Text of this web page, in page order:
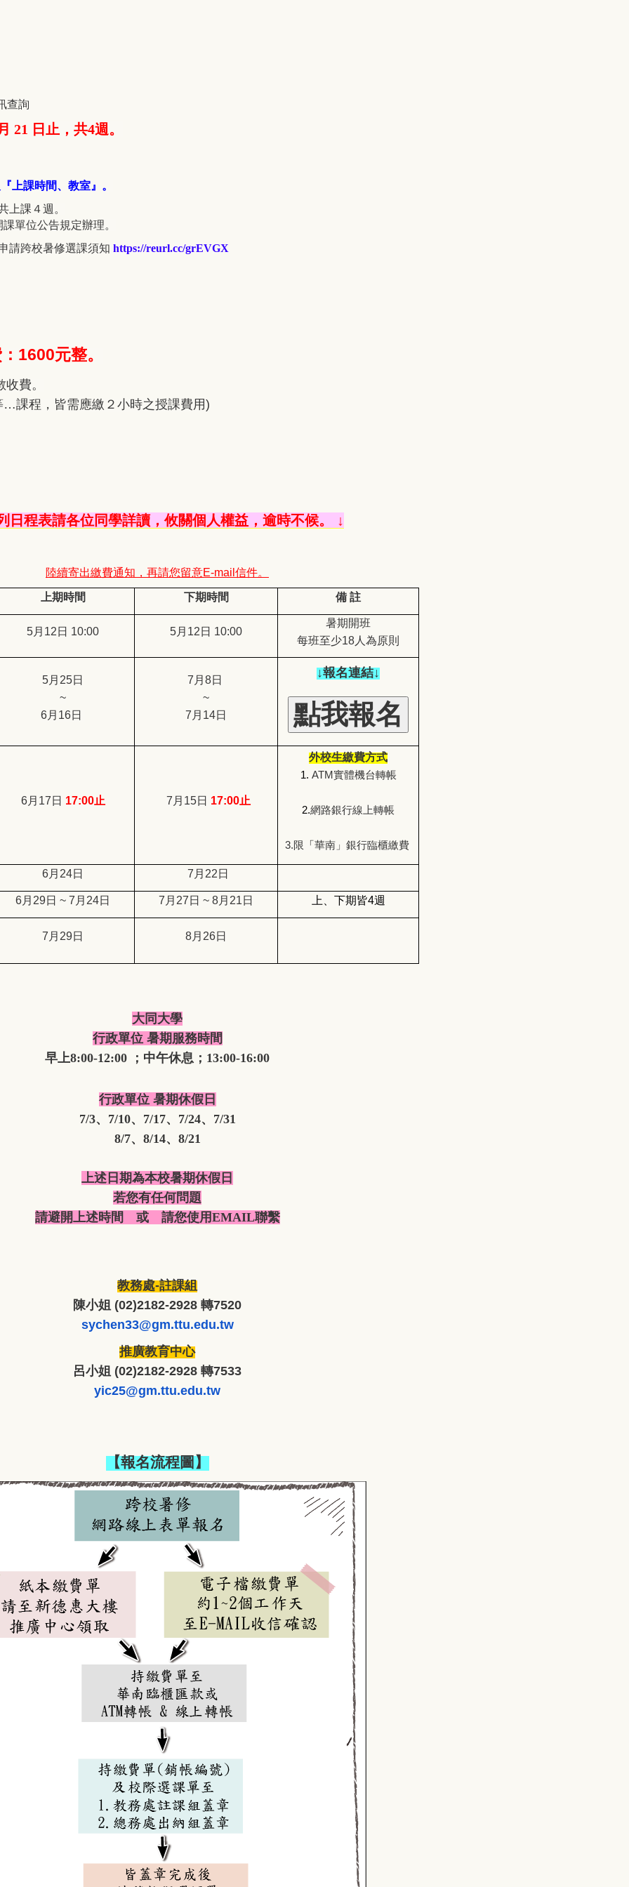
查詢
21 日止，共4週。
上課時間、 教室 』。
上課４週 。
單位公告規定辦理。
請跨校暑修選課須知 https://reurl.cc/grEVGX
1600元整。
費。
課程，皆需應繳２小時之授課費用)
日程表請各位同學詳讀，攸關個人權益，逾時不候。 ↓
陸續寄出繳費通知，再請您留意E-mail信件。
上期時間 下期時間 備 註
5月12日 10:00 5月12日 10:00
暑期開班
每班至少18人為原則
5月25日
~
6月16日
7 月8日
~
7 月14日
↓報名連結↓
6月17日 17:00止 7 月15日 17:00止
外校生繳費方式
1. ATM實體機台轉帳
2.網路銀行線上轉帳
3.限 「 華南」銀行臨櫃繳費
6月24日 7 月22日
6月29日 ~ 7月24日 7 月27日 ~ 8月21日 上、下期皆4週
7 月29日 8月26日
大同大學
行政單位 暑期服務時間
早上8:00-12:00 ；中午休息；13:00-16:00
行政單位 暑期休假日
7/3、7/10、7/17、7/24、7/31
8/7、8/14、8/21
上述日期為本校暑期休假日
若您有任何問題
請避開上述時間 或 請您使用EMAIL聯繫
教務處-註課組
陳小姐 (02)2182-2928 轉7520
sychen33@gm.ttu.edu.tw
推廣教育中心
呂小姐 (02)2182-2928 轉7533
yic25@gm.ttu.edu.tw
【報名流程圖】